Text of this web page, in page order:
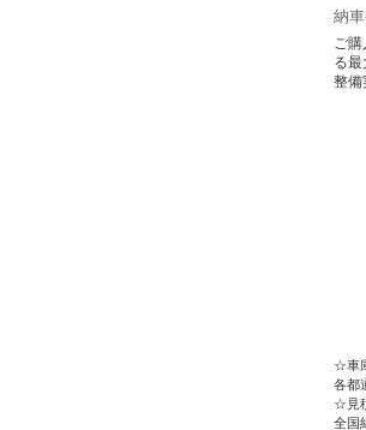
納
ご
る
整備
☆車
各都
☆見
全国